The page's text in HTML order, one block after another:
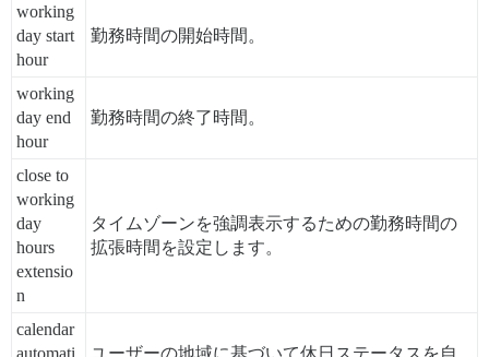
working
day start
hour
勤務時間の開始時間。
working
day end
hour
勤務時間の終了時間。
close to
working
day
hours
extensio
n
タイムゾーンを強調表示するための勤務時間の
拡張時間を設定します。
calendar
automati
ユーザーの地域に基づいて休日ステータスを自